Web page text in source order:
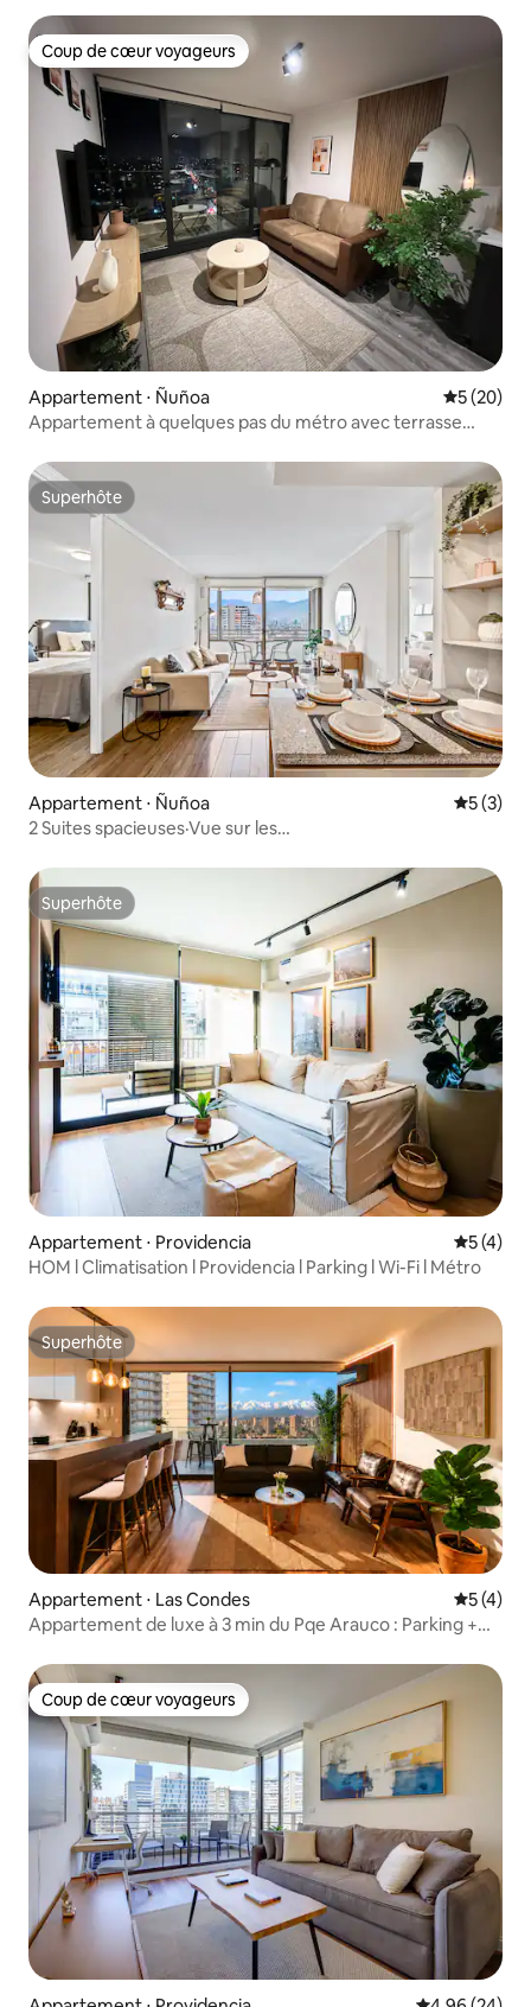
Coup de cœur voyageurs
Coup de cœur voyageurs
Appartement ⋅ Ñuñoa
5 (20)
Appartement à quelques pas du métro avec terrasse
Superhôte
Superhôte
Appartement ⋅ Ñuñoa
5 (3)
2 Suites spacieuses·Vue sur les
Superhôte
Superhôte
Appartement ⋅ Providencia
5 (4)
HOM l Climatisation l Providencia l Parking l Wi-Fi l Métro
Superhôte
Superhôte
Appartement ⋅ Las Condes
5 (4)
Appartement de luxe à 3 min du Pqe Arauco : Parking +
Coup de cœur voyageurs
Coup de cœur voyageurs